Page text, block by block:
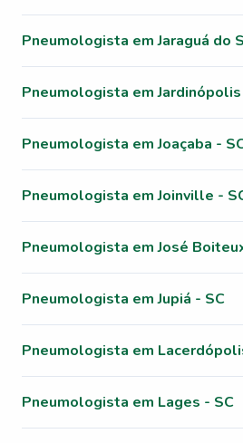
Pneumologista em Jaraguá do
Pneumologista em
Pneumologista em Joaçaba -
Pneumologista em Joinville -
Pneumologista em José
Pneumologista em Jupiá - SC
Pneumologista em
Pneumologista em Lages - SC